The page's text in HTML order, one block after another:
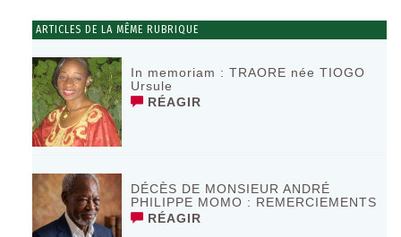
ARTICLES DE LA MÊME RUBRIQUE
In memoriam : TRAORE née TIOGO
Ursule
RÉAGIR
DÉCÈS DE MONSIEUR ANDRÉ
PHILIPPE MOMO : REMERCIEMENTS
RÉAGIR